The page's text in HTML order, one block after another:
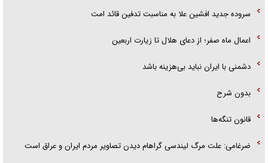
سروده جدید افشین علا به مناسبت تدفین قائد امت
اعمال ماه صفر؛ از دعای هلال تا زیارت اربعین
دشمنی با ایران نباید بی‌هزینه باشد
بدون شرح
قانون تنگه‌ها
ضرغامی: علت مرگ لیندسی گراهام دیدن تصاویر مردم ایران و عراق است